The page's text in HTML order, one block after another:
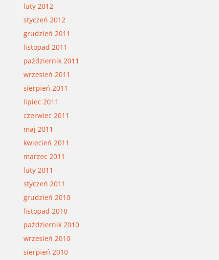
luty 2012
styczeń 2012
grudzień 2011
listopad 2011
październik 2011
wrzesień 2011
sierpień 2011
lipiec 2011
czerwiec 2011
maj 2011
kwiecień 2011
marzec 2011
luty 2011
styczeń 2011
grudzień 2010
listopad 2010
październik 2010
wrzesień 2010
sierpień 2010